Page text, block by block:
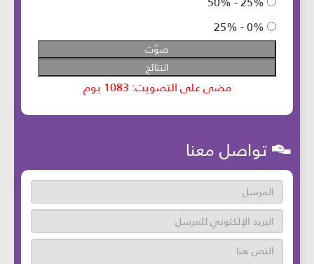
تواصل معنا